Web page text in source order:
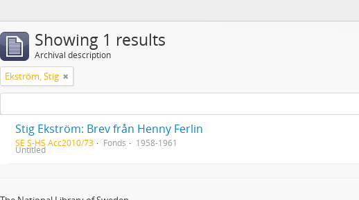
Showing 1 results
Archival description
Ekström, Stig
Stig Ekström: Brev från Henny Ferlin
SE S-HS Acc2010/73 Fonds 1958-1961
Untitled